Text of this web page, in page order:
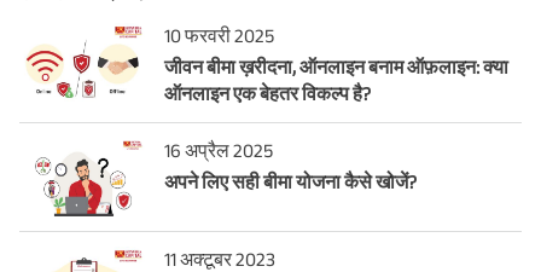
10 फरवरी 2025
जीवन बीमा ख़रीदना, ऑनलाइन बनाम ऑफ़लाइन: क्या
ऑनलाइन एक बेहतर विकल्प है?
16 अप्रैल 2025
अपने लिए सही बीमा योजना कैसे खोजें?
11 अक्टूबर 2023